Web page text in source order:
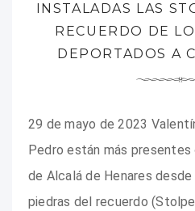
INSTALADAS LAS
RECUERDO DE
DEPORTADOS A
29 de mayo de 2023
Pedro están más presentes
de Alcalá de Henares
piedras del recuerdo